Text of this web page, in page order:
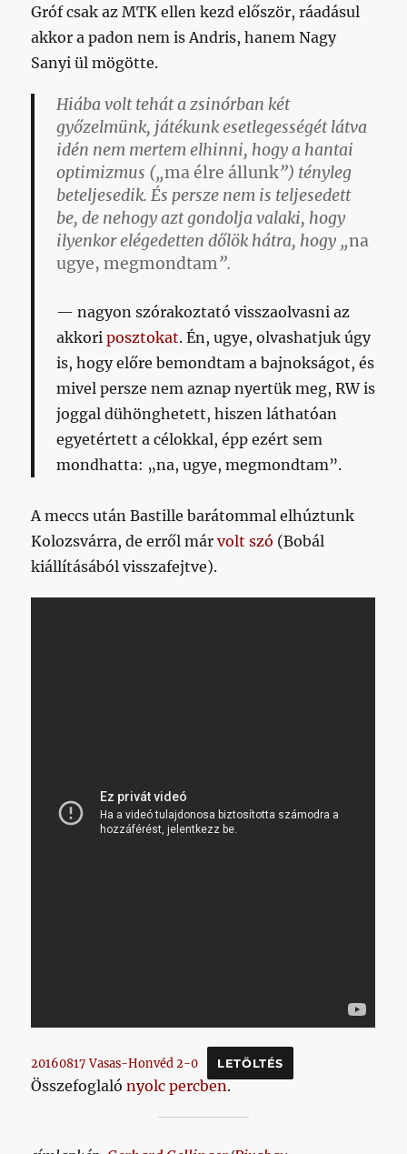
Gróf csak az MTK ellen kezd először, ráadásul
akkor a padon nem is Andris, hanem Nagy
Sanyi ül mögötte.
Hiába volt tehát a zsinórban két
győzelmünk, játékunk esetlegességét látva
idén nem mertem elhinni, hogy a hantai
optimizmus („ma élre állunk”) tényleg
beteljesedik. És persze nem is teljesedett
be, de nehogy azt gondolja valaki, hogy
ilyenkor elégedetten dőlök hátra, hogy „na
ugye, megmondtam”.
nagyon szórakoztató visszaolvasni az
akkoriposztokat. Én, ugye, olvashatjuk úgy
is, hogyelőre bemondtam a bajnokságot, és
mivel persze nem aznap nyertük meg, RW is
joggal dühönghetett, hiszen láthatóan
egyetértett a célokkal, épp ezért sem
mondhatta: „na, ugye, megmondtam”.
A meccs után Bastille barátommal elhúztunk
Kolozsvárra, de erről márvolt szó (Bobál
kiállításából visszafejtve).
20160817 Vasas-Honvéd 2-0 LETÖLTÉS
Összefoglalónyolc percben.